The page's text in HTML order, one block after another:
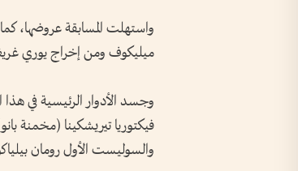
واستهلت المسابقة عروضها،
ميليكوف ومن إخراج يوري
فيكتوريا تيريشكينا (مخمنة
والسوليست الأول رومان